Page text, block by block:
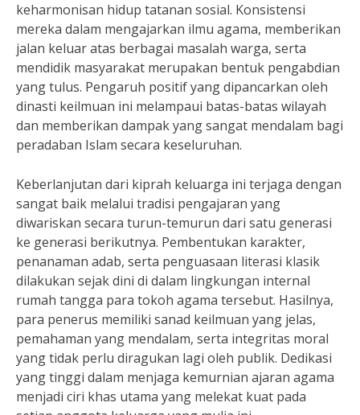
keharmonisan hidup tatanan sosial. Konsistensi
mereka dalam mengajarkan ilmu agama, memberikan
jalan keluar atas berbagai masalah warga, serta
mendidik masyarakat merupakan bentuk pengabdian
yang tulus. Pengaruh positif yang dipancarkan oleh
dinasti keilmuan ini melampaui batas-batas wilayah
dan memberikan dampak yang sangat mendalam bagi
peradaban Islam secara keseluruhan.
Keberlanjutan dari kiprah keluarga ini terjaga dengan
sangat baik melalui tradisi pengajaran yang
diwariskan secara turun-temurun dari satu generasi
ke generasi berikutnya. Pembentukan karakter,
penanaman adab, serta penguasaan literasi klasik
dilakukan sejak dini di dalam lingkungan internal
rumah tangga para tokoh agama tersebut. Hasilnya,
para penerus memiliki sanad keilmuan yang jelas,
pemahaman yang mendalam, serta integritas moral
yang tidak perlu diragukan lagi oleh publik. Dedikasi
yang tinggi dalam menjaga kemurnian ajaran agama
menjadi ciri khas utama yang melekat kuat pada